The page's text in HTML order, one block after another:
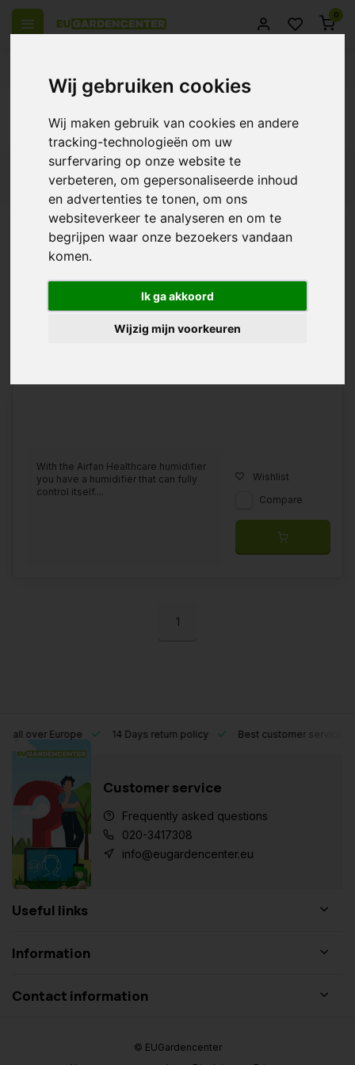
Wij gebruiken cookies
Wij maken gebruik van cookies en andere
tracking-technologieën om uw
surfervaring op onze website te
verbeteren, om gepersonaliseerde inhoud
en advertenties te tonen, om ons
websiteverkeer te analyseren en om te
begrijpen waar onze bezoekers vandaan
komen.
Ik ga akkoord
Wijzig mijn voorkeuren
0
Products tagged with luchtbevochtiging
€339,80
With the Airfan Healthcare humidifier
you have a humidifier that can fully
control itself....
Wishlist
Compare
1
Europe 14 Days return policy Best customer service
Customer service
Frequently asked questions
020-3417308
info@eugardencenter.eu
Useful links
Information
Contact information
© EUGardencenter